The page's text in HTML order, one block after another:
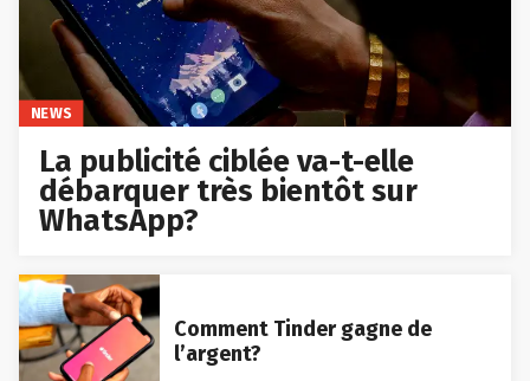
NEWS
La publicité ciblée va-t-elle
débarquer très bientôt sur
WhatsApp?
Comment Tinder gagne de
l’argent?